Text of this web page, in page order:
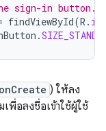
sign-in button.
findViewById(R . id
.
onCreate ) ให้ลง
เพื่อลงชื่อเข้าใช้ผู้ใช้